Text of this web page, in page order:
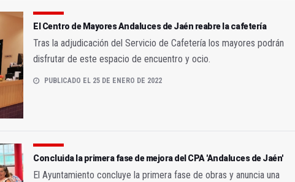
El Centro de Mayores Andaluces de Jaén reabre la cafetería
Tras la adjudicación del Servicio de Cafetería los mayores podrán
disfrutar de este espacio de encuentro y ocio.
PUBLICADO EL 25 DE ENERO DE 2022
Concluida la primera fase de mejora del CPA 'Andaluces de Jaén'
El Ayuntamiento concluye la primera fase de obras y anuncia una